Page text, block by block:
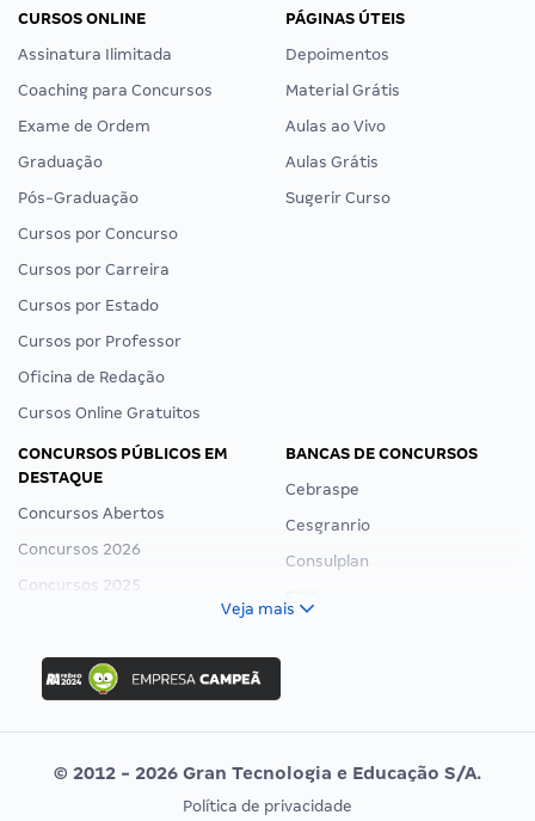
CURSOS ONLINE
Assinatura Ilimitada
Coaching para Concursos
Exame de Ordem
Graduação
Pós-Graduação
Cursos por Concurso
Cursos por Carreira
Cursos por Estado
Cursos por Professor
Oficina de Redação
Cursos Online Gratuitos
PÁGINAS ÚTEIS
Depoimentos
Material Grátis
Aulas ao Vivo
Aulas Grátis
Sugerir Curso
CONCURSOS PÚBLICOS EM
DESTAQUE
Concursos Abertos
Concursos 2026
Concursos 2025
Concurso Ibama
Concurso MPU
Editais publicados
BANCAS DE CONCURSOS
Cebraspe
Cesgranrio
Consulplan
Vunesp
CONCURSOS POR PROFISSÃO EXAME DE ORDEM
Veja mais
© 2012 - 2026 Gran Tecnologia e Educação S/A.
Política de privacidade